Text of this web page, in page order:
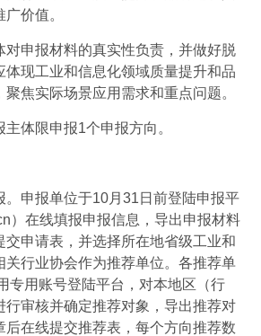
价值。
对申报材料的真实性负责，并做好脱
体现工业和信息化领域质量提升和品
焦实际场景应用需求和重点问题。
主体限申报1个申报方向。
。申报单位于10月31日前登陆申报平
）在线填报申报信息，导出申报材料
交申请表，并选择所在地省级工业和
关行业协会作为推荐单位。各推荐单
专用账号登陆平台，对本地区（行
行审核并确定推荐对象，导出推荐对
后在线提交推荐表，每个方向推荐数